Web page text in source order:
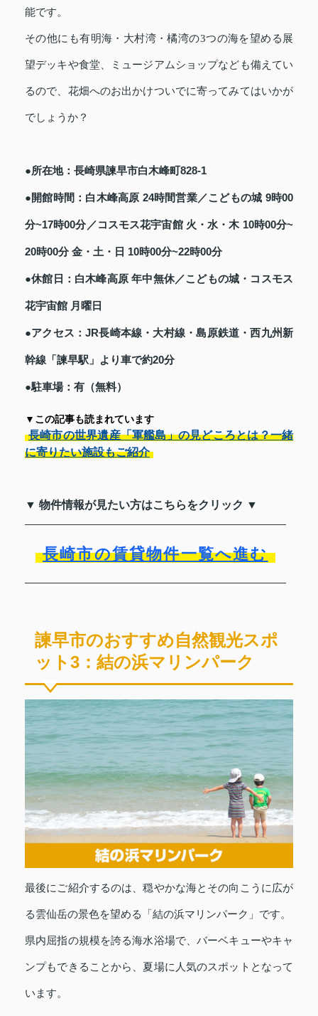
能です。
その他にも有明海・大村湾・橘湾の3つの海を望める展
望デッキや食堂、ミュージアムショップなども備えてい
るので、花畑へのお出かけついでに寄ってみてはいかが
でしょうか？
●所在地：長崎県諫早市白木峰町828-1
●開館時間：白木峰高原 24時間営業／こどもの城 9時00
分~17時00分／コスモス花宇宙館 火・水・木 10時00分~
20時00分 金・土・日 10時00分~22時00分
●休館日：白木峰高原 年中無休／こどもの城・コスモス
花宇宙館 月曜日
●アクセス：JR長崎本線・大村線・島原鉄道・西九州新
幹線「諫早駅」より車で約20分
●駐車場：有（無料）
▼この記事も読まれています
長崎市の世界遺産「軍艦島」の見どころとは？一緒
に寄りたい施設もご紹介
▼ 物件情報が見たい方はこちらをクリック ▼
長崎市の賃貸物件一覧へ進む
諫早市のおすすめ自然観光スポ
ット3：結の浜マリンパーク
最後にご紹介するのは、穏やかな海とその向こうに広が
る雲仙岳の景色を望める「結の浜マリンパーク」です。
県内屈指の規模を誇る海水浴場で、バーベキューやキャ
ンプもできることから、夏場に人気のスポットとなって
います。